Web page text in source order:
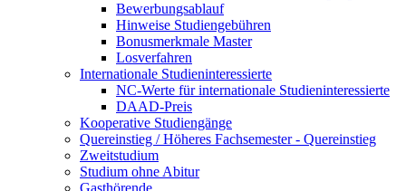
Bewerbungsablauf
Hinweise Studiengebühren
Bonusmerkmale Master
Losverfahren
Internationale Studieninteressierte
NC-Werte für internationale Studieninteressierte
DAAD-Preis
Kooperative Studiengänge
Quereinstieg / Höheres Fachsemester - Quereinstieg
Zweitstudium
Studium ohne Abitur
Gasthörende